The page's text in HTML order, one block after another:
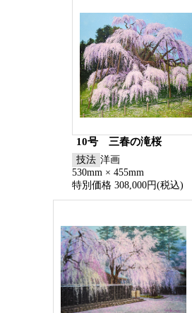
10号 三春の滝桜
技法 洋画
530mm × 455mm
特別価格 308,000円(税込)